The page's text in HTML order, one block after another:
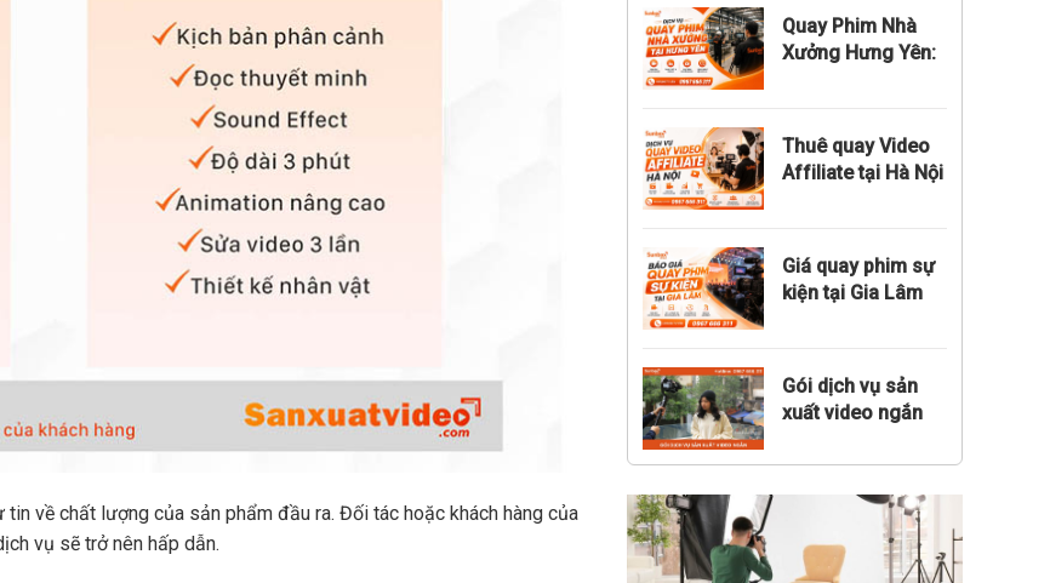
về chất lượng của sản phẩm đầu ra. Đối tác hoặc khách hàng của
vụ sẽ trở nên hấp dẫn.
độ
Quay Phim Nhà
Xưởng Hưng Yên:
Giá
Thuê quay Video
Affiliate tại Hà Nội
Giá quay phim sự
kiện tại Gia Lâm
Gói dịch vụ sản
xuất video ngắn
chiến